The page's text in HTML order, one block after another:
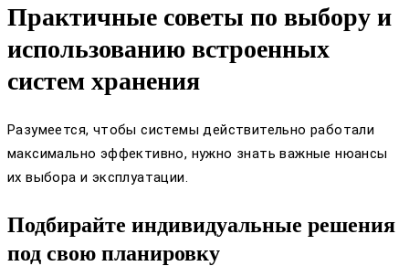
Практичные советы по выбору и
использованию встроенных
систем хранения
Разумеется, чтобы системы действительно работали
максимально эффективно, нужно знать важные нюансы
их выбора и эксплуатации.
Подбирайте индивидуальные решения
под свою планировку